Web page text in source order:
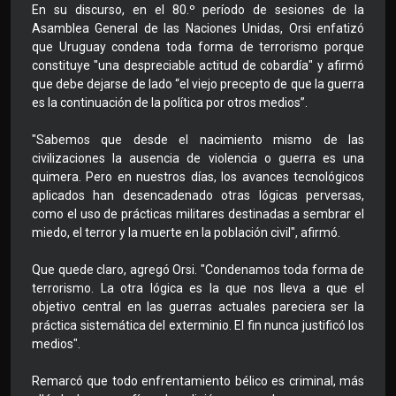
En su discurso, en el 80.º período de sesiones de la
Asamblea General de las Naciones Unidas, Orsi enfatizó
que Uruguay condena toda forma de terrorismo porque
constituye "una despreciable actitud de cobardía" y afirmó
que debe dejarse de lado “el viejo precepto de que la guerra
es la continuación de la política por otros medios”.
"Sabemos que desde el nacimiento mismo de las
civilizaciones la ausencia de violencia o guerra es una
quimera. Pero en nuestros días, los avances tecnológicos
aplicados han desencadenado otras lógicas perversas,
como el uso de prácticas militares destinadas a sembrar el
miedo, el terror y la muerte en la población civil", afirmó.
Que quede claro, agregó Orsi. "Condenamos toda forma de
terrorismo. La otra lógica es la que nos lleva a que el
objetivo central en las guerras actuales pareciera ser la
práctica sistemática del exterminio. El fin nunca justificó los
medios".
Remarcó que todo enfrentamiento bélico es criminal, más